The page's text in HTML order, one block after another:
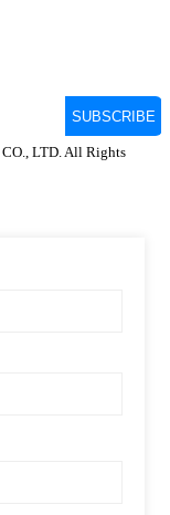
LTD. All Rights